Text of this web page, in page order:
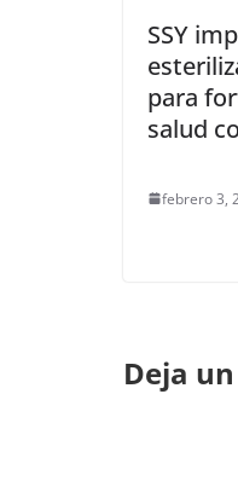
SSY
para
salud
febrero 3,
Deja